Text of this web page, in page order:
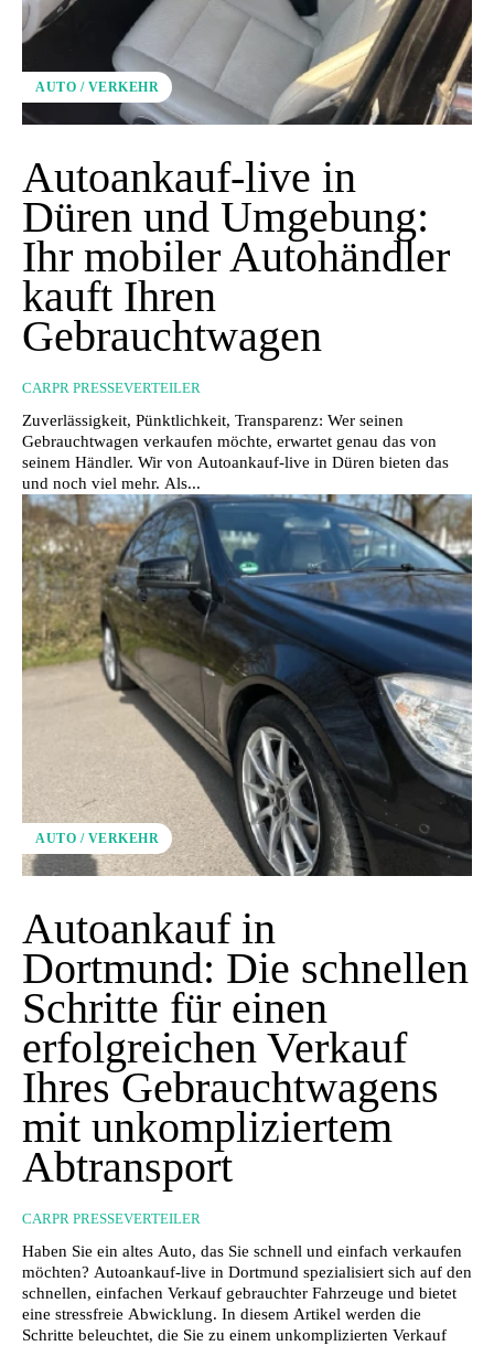
AUTO / VERKEHR
Autoankauf-live in
Düren und Umgebung:
Ihr mobiler Autohändler
kauft Ihren
Gebrauchtwagen
CARPR PRESSEVERTEILER
Zuverlässigkeit, Pünktlichkeit, Transparenz: Wer seinen
Gebrauchtwagen verkaufen möchte, erwartet genau das von
seinem Händler. Wir von Autoankauf-live in Düren bieten das
und noch viel mehr. Als...
AUTO / VERKEHR
Autoankauf in
Dortmund: Die schnellen
Schritte für einen
erfolgreichen Verkauf
Ihres Gebrauchtwagens
mit unkompliziertem
Abtransport
CARPR PRESSEVERTEILER
Haben Sie ein altes Auto, das Sie schnell und einfach verkaufen
möchten? Autoankauf-live in Dortmund spezialisiert sich auf den
schnellen, einfachen Verkauf gebrauchter Fahrzeuge und bietet
eine stressfreie Abwicklung. In diesem Artikel werden die
Schritte beleuchtet, die Sie zu einem unkomplizierten Verkauf